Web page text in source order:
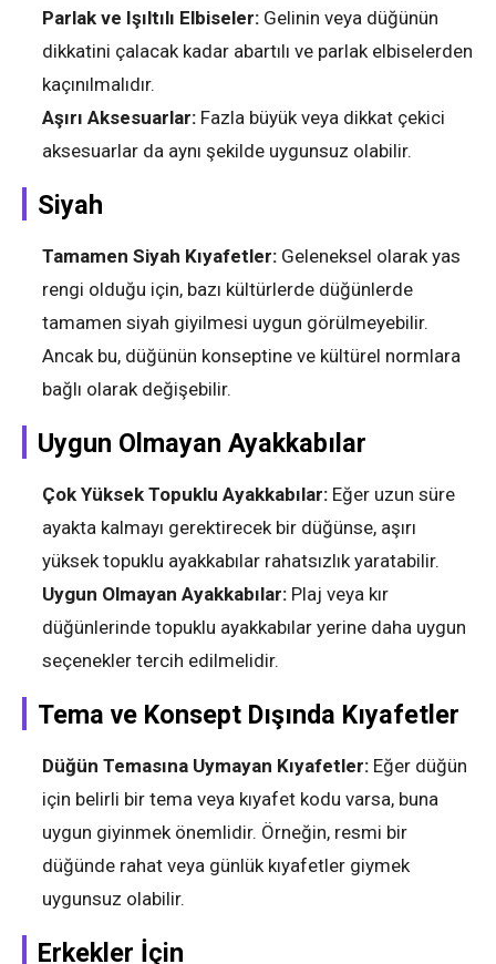
Parlak ve Işıltılı Elbiseler: Gelinin veya düğünün
dikkatini çalacak kadar abartılı ve parlak elbiselerden
kaçınılmalıdır.
Aşırı Aksesuarlar: Fazla büyük veya dikkat çekici
aksesuarlar da aynı şekilde uygunsuz olabilir.
Siyah
Tamamen Siyah Kıyafetler: Geleneksel olarak yas
rengi olduğu için, bazı kültürlerde düğünlerde
tamamen siyah giyilmesi uygun görülmeyebilir.
Ancak bu, düğünün konseptine ve kültürel normlara
bağlı olarak değişebilir.
Uygun Olmayan Ayakkabılar
Çok Yüksek Topuklu Ayakkabılar: Eğer uzun süre
ayakta kalmayı gerektirecek bir düğünse, aşırı
yüksek topuklu ayakkabılar rahatsızlık yaratabilir.
Uygun Olmayan Ayakkabılar: Plaj veya kır
düğünlerinde topuklu ayakkabılar yerine daha uygun
seçenekler tercih edilmelidir.
Tema ve Konsept Dışında Kıyafetler
Düğün Temasına Uymayan Kıyafetler: Eğer düğün
için belirli bir tema veya kıyafet kodu varsa, buna
uygun giyinmek önemlidir. Örneğin, resmi bir
düğünde rahat veya günlük kıyafetler giymek
uygunsuz olabilir.
Erkekler İçin